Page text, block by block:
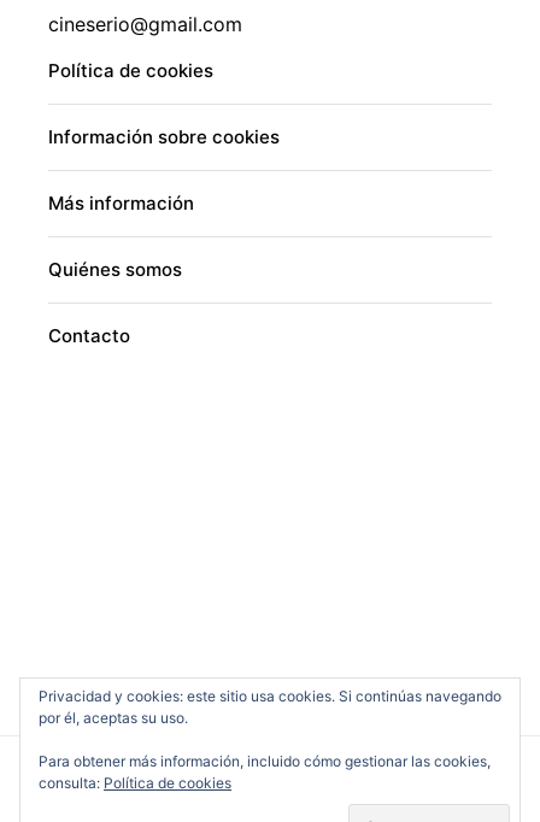
cineserio@gmail.com
Política de cookies
Información sobre cookies
Más información
Quiénes somos
Contacto
Privacidad y cookies: este sitio usa cookies. Si continúas navegando
por él, aceptas su uso.
Para obtener más información, incluido cómo gestionar las cookies,
consulta: Política de cookies